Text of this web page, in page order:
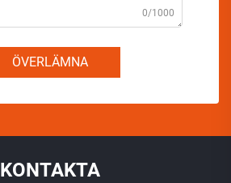
0/1000
ÖVERLÄMNA
KONTAKTA